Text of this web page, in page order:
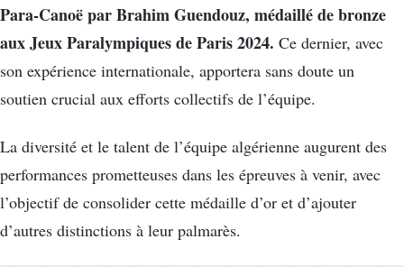
Para-Canoë par Brahim Guendouz, médaillé de bronze
aux Jeux Paralympiques de Paris 2024. Ce dernier, avec
son expérience internationale, apportera sans doute un
soutien crucial aux efforts collectifs de l’équipe.
La diversité et le talent de l’équipe algérienne augurent des
performances prometteuses dans les épreuves à venir, avec
l’objectif de consolider cette médaille d’or et d’ajouter
d’autres distinctions à leur palmarès.